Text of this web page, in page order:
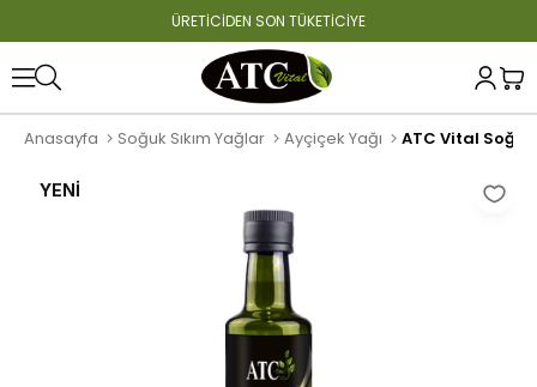
ÜRETİCİDEN SON TÜKETİCİYE
Anasayfa Soğuk Sıkım Yağlar Ayçiçek Yağı ATC Vital Soğuk
YENI